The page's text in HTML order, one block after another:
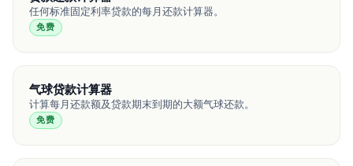
任何标准固定利率贷款的每月还款计算器。
免费
气球贷款计算器
计算每月还款额及贷款期末到期的大额气球还款。
免费